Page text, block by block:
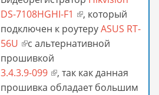
DS-7108HGHI-F1 (внешняя ссылка)
, который
подключен к роутеруASUS RT-
56U (внешняя ссылка)
с альтернативной
прошивкой
3.4.3.9-099 (внешняя ссылка)
, так как данная
прошивка обладает большим